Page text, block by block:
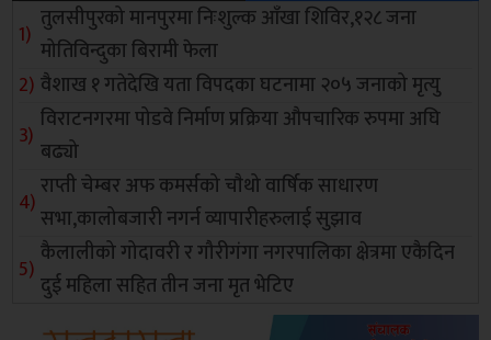
तुलसीपुरको मानपुरमा निःशुल्क आँखा शिविर,१२८ जना
मोतिविन्दुका बिरामी फेला
वैशाख १ गतेदेखि यता विपदका घटनामा २०५ जनाको मृत्यु
विराटनगरमा पोडवे निर्माण प्रक्रिया औपचारिक रुपमा अघि
बढ्यो
राप्ती चेम्बर अफ कमर्सको चाैथो वार्षिक साधारण
सभा,कालोबजारी नगर्न व्यापारीहरुलाई सुझाव
कैलालीको गोदावरी र गौरीगंगा नगरपालिका क्षेत्रमा एकैदिन
दुई महिला सहित तीन जना मृत भेटिए